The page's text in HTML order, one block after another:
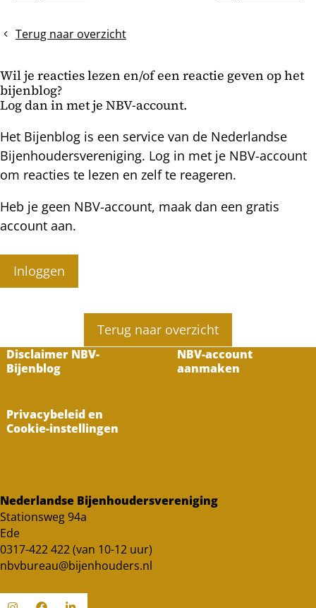
bericht
langzaam
kasten
Terug naar overzicht
Wil je reacties lezen en/of een reactie geven op het
bijenblog?
Log dan in met je NBV-account.
Het Bijenblog is een service van de Nederlandse
Bijenhoudersvereniging. Log in met je NBV-account
om reacties te lezen en zelf te reageren.
Heb je geen NBV-account, maak dan een gratis
account aan.
Inloggen
Terug naar overzicht
Disclaimer NBV-
Bijenblog
NBV-account
aanmaken
Privacybeleid en
Cookie-instellingen
Nederlandse Bijenhoudersvereniging
Stationsweg 94a
Ede
0317-422 422 (van 10-12 uur)
nbvbureau@bijenhouders.nl